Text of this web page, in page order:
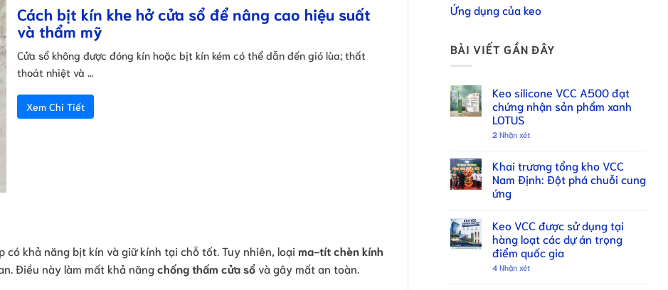
Cách bịt kín khe hở cửa sổ để nâng cao hiệu suất
và thẩm mỹ
Cửa sổ không được đóng kín hoặc bịt kín kém có thể dẫn đến gió lùa; thất
thoát nhiệt và …
Xem Chi Tiết
khả năng bịt kín và giữ kính tại chỗ tốt. Tuy nhiên, loại ma-tít chèn kính
Điều này làm mất khả năngchống thấm cửa sổvà gây mất an toàn.
Ứng dụng của keo
BÀI VIẾT GẦN ĐÂY
Keo silicone VCC A500 đạt
chứng nhận sản phẩm xanh
LOTUS
2 Nhận xét
Khai trương tổng kho VCC
Nam Định: Đột phá chuỗi cung
ứng
Keo VCC được sử dụng tại
hàng loạt các dự án trọng
điểm quốc gia
4 Nhận xét